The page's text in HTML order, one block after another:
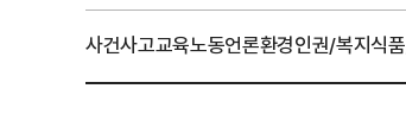
사건사고교육노동언론환경인권/복지식